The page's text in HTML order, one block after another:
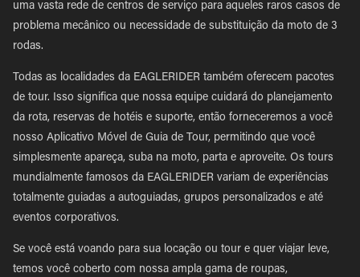
uma vasta rede de centros de serviço para aqueles raros casos de
problema mecânico ou necessidade de substituição da moto de 3
rodas.
Todas as localidades da EAGLERIDER também oferecem pacotes
de tour. Isso significa que nossa equipe cuidará do planejamento
da rota, reservas de hotéis e suporte, então forneceremos a você
nosso Aplicativo Móvel de Guia de Tour, permitindo que você
simplesmente apareça, suba na moto, parta e aproveite. Os tours
mundialmente famosos da EAGLERIDER variam de experiências
totalmente guiadas a autoguiadas, grupos personalizados e até
eventos corporativos.
Se você está voando para sua locação ou tour e quer viajar leve,
temos você coberto com nossa ampla gama de roupas,